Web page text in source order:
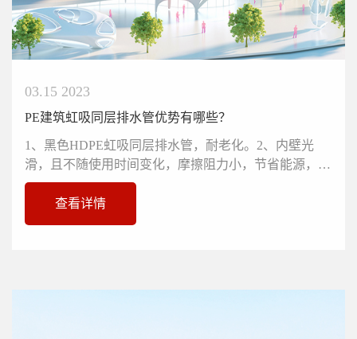
03.15 2023
PE建筑虹吸同层排水管优势有哪些？
1、黑色HDPE虹吸同层排水管，耐老化。2、内壁光
滑，且不随使用时间变化，摩擦阻力小，节省能源，压
力损失比钢管约小30%，可选用...
查看详情